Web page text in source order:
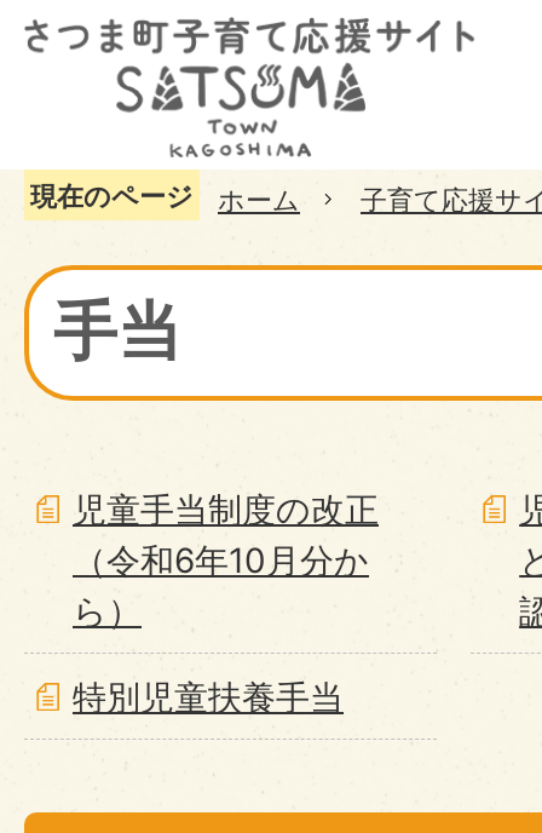
現在のページ ホーム 子育て応援サ
手当
児童手当制度の改正
（令和6年10月分か
ら）
特別児童扶養手当